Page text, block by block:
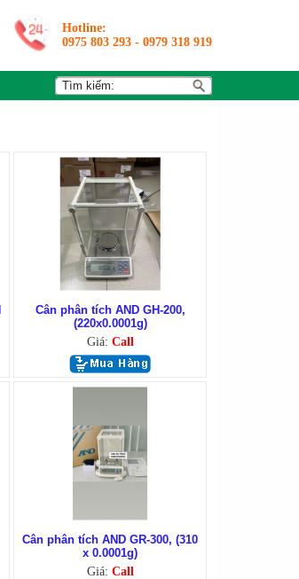
Hotline:
0975 803 293 - 0979 318 919
Cân phân tích AND GH-200,
(220x0.0001g)
Giá: Call
Cân phân tích AND GR-300, (310
x 0.0001g)
Giá: Call